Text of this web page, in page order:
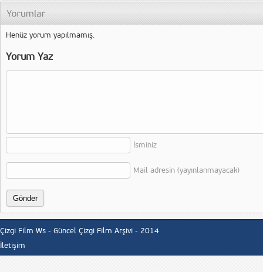
Henüz yorum yapılmamış.
Yorum Yaz
İsminiz
Mail adresin (yayınlanmayacak)
Çizgi Film Ws - Güncel Çizgi Film Arşivi - 2014
İletişim